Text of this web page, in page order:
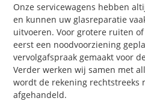
Onze servicewagens hebben
en kunnen uw glasreparatie
uitvoeren. Voor grotere ruiten
eerst een noodvoorziening
vervolgafspraak gemaakt voor
Verder werken wij samen met
wordt de rekening rechtstreeks
afgehandeld.